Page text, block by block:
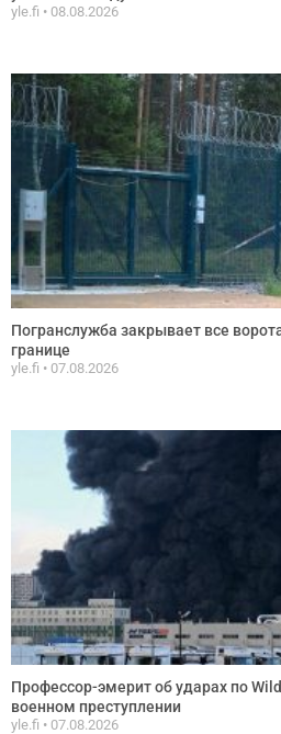
yle.fi 08.08.2026
Погранслужба закрывает все
границе
yle.fi 07.08.2026
Профессор-эмерит об ударах по
военном преступлении
yle.fi 07.08.2026